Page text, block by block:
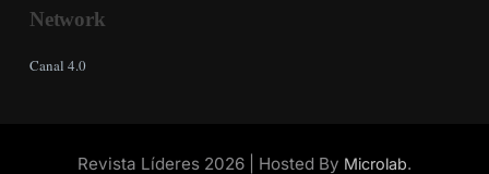
Network
Canal 4.0
Revista Líderes 2026 | Hosted By Microlab.